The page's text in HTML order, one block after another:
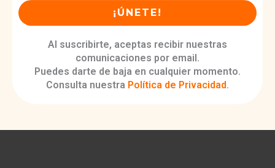
Al suscribirte, aceptas recibir nuestras
comunicaciones por email.
Puedes darte de baja en cualquier momento.
Consulta nuestra Política de Privacidad.